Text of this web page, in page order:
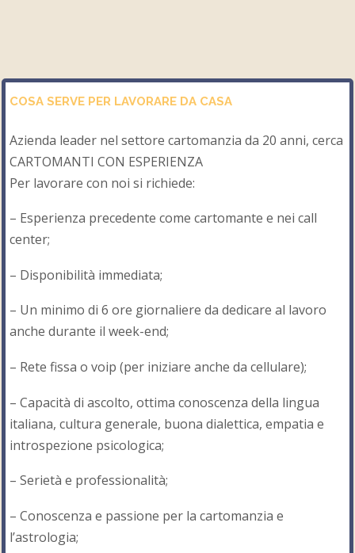
COSA SERVE PER LAVORARE DA CASA
Azienda leader nel settore cartomanzia da 20 anni, cerca
CARTOMANTI CON ESPERIENZA
Per lavorare con noi si richiede:
– Esperienza precedente come cartomante e nei call
center;
– Disponibilità immediata;
– Un minimo di 6 ore giornaliere da dedicare al lavoro
anche durante il week-end;
– Rete fissa o voip (per iniziare anche da cellulare);
– Capacità di ascolto, ottima conoscenza della lingua
italiana, cultura generale, buona dialettica, empatia e
introspezione psicologica;
– Serietà e professionalità;
– Conoscenza e passione per la cartomanzia e
l’astrologia;